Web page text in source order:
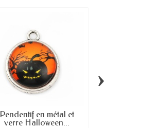
Pendentif en métal et
verre Halloween...
›